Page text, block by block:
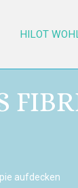
HILOT
aufdecken